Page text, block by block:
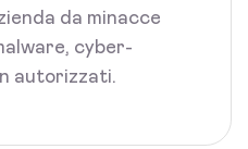
da minacce
cyber-
autorizzati.